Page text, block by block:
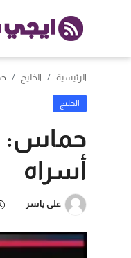
الرئيسية الخليج
الخليج
حماس:
أسراه
على ياسر